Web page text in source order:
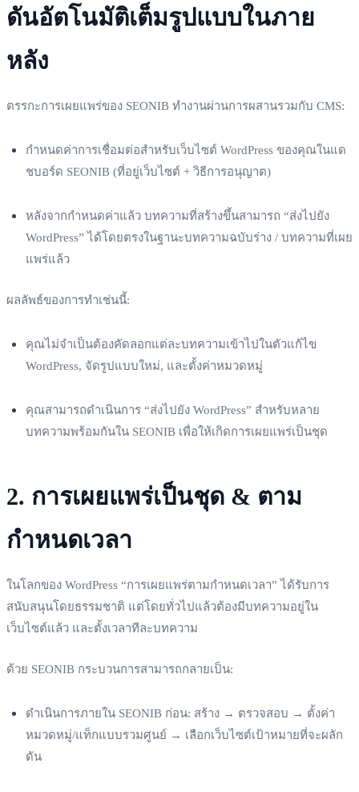
ดันอัตโนมัติเต็มรูปแบบในภาย
หลัง
ตรรกะการเผยแพร่ของ SEONIB ทำงานผ่านการผสานรวมกับ CMS:
กำหนดค่าการเชื่อมต่อสำหรับเว็บไซต์ WordPress ของคุณในแด
ชบอร์ด SEONIB (ที่อยู่เว็บไซต์ + วิธีการอนุญาต)
หลังจากกำหนดค่าแล้ว บทความที่สร้างขึ้นสามารถ “ส่งไปยัง
WordPress” ได้โดยตรงในฐานะบทความฉบับร่าง / บทความที่เผย
แพร่แล้ว
ผลลัพธ์ของการทำเช่นนี้:
คุณไม่จำเป็นต้องคัดลอกแต่ละบทความเข้าไปในตัวแก้ไข
WordPress, จัดรูปแบบใหม่, และตั้งค่าหมวดหมู่
คุณสามารถดำเนินการ “ส่งไปยัง WordPress” สำหรับหลาย
บทความพร้อมกันใน SEONIB เพื่อให้เกิดการเผยแพร่เป็นชุด
2. การเผยแพร่เป็นชุด & ตาม
กำหนดเวลา
ในโลกของ WordPress “การเผยแพร่ตามกำหนดเวลา” ได้รับการ
สนับสนุนโดยธรรมชาติ แต่โดยทั่วไปแล้วต้องมีบทความอยู่ใน
เว็บไซต์แล้ว และตั้งเวลาทีละบทความ
ด้วย SEONIB กระบวนการสามารถกลายเป็น:
ดำเนินการภายใน SEONIB ก่อน: สร้าง → ตรวจสอบ → ตั้งค่า
หมวดหมู่/แท็กแบบรวมศูนย์ → เลือกเว็บไซต์เป้าหมายที่จะผลัก
ดัน